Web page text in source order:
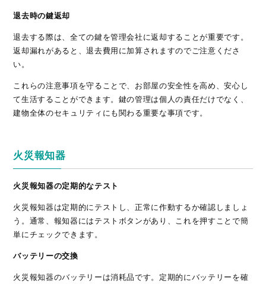
退去時の鍵返却
退去する際は、全ての鍵を管理会社に返却することが重要です。
返却漏れがあると、退去費用に加算されますのでご注意くださ
い。
これらの注意事項を守ることで、お部屋の安全性を高め、安心し
て生活することができます。鍵の管理は個人の責任だけでなく、
建物全体のセキュリティにも関わる重要な事項です。
火災報知器
火災報知器の定期的なテスト
火災報知器は定期的にテストし、正常に作動するか確認しましょ
う。通常、報知器にはテストボタンがあり、これを押すことで簡
単にチェックできます。
バッテリーの交換
火災報知器のバッテリーは消耗品です。定期的にバッテリーを確